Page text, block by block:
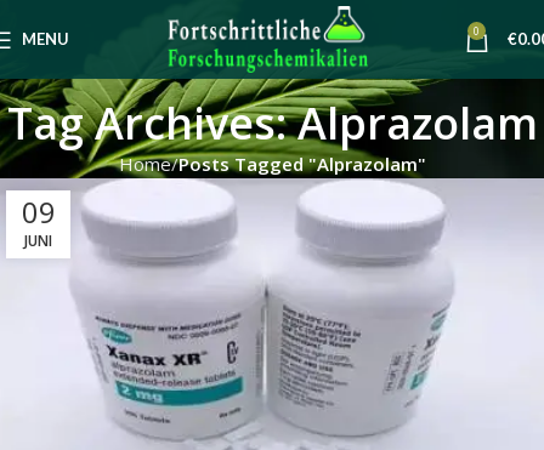
MENU 0 €
Tag Archives: Alprazolam
Home Posts Tagged "Alprazolam"
09
JUNI